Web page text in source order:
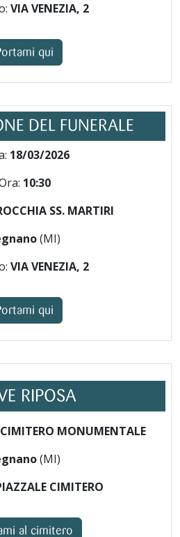
VIA VENEZIA, 2
qui
DEL FUNERALE
18/03/2026
10:30
SS. MARTIRI
(MI)
VIA VENEZIA, 2
qui
RIPOSA
MONUMENTALE
(MI)
CIMITERO
al cimitero